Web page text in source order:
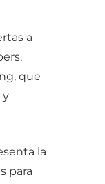
a
que
y
la
para